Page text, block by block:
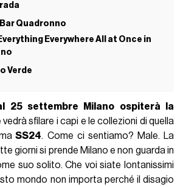
Quadronno
Everywhere All at Once in
Verde
25 settembre Milano ospiterà la
vedrà sfilare i capi e le collezioni di quella
SS24. Come ci sentiamo? Male. La
giorni si prende Milano e non guarda in
suo solito. Che voi siate lontanissimi
mondo non importa perché il disagio